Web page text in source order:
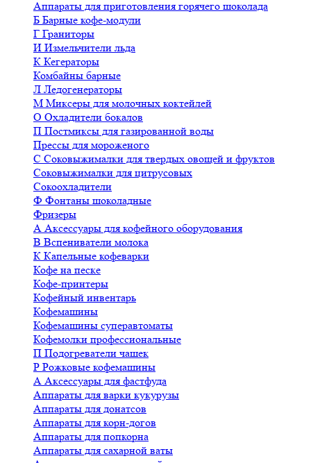
Аппараты для приготовления горячего шоколада
Б Барные кофе-модули
Г Граниторы
И Измельчители льда
К Кегераторы
Комбайны барные
Л Ледогенераторы
М Миксеры для молочных коктейлей
О Охладители бокалов
П Постмиксы для газированной воды
Прессы для мороженого
С Соковыжималки для твердых овощей и фруктов
Соковыжималки для цитрусовых
Сокоохладители
Ф Фонтаны шоколадные
Фризеры
А Аксессуары для кофейного оборудования
В Вспениватели молока
К Капельные кофеварки
Кофе на песке
Кофе-принтеры
Кофейный инвентарь
Кофемашины
Кофемашины суперавтоматы
Кофемолки профессиональные
П Подогреватели чашек
Р Рожковые кофемашины
А Аксессуары для фастфуда
Аппараты для варки кукурузы
Аппараты для донатсов
Аппараты для корн-догов
Аппараты для попкорна
Аппараты для сахарной ваты